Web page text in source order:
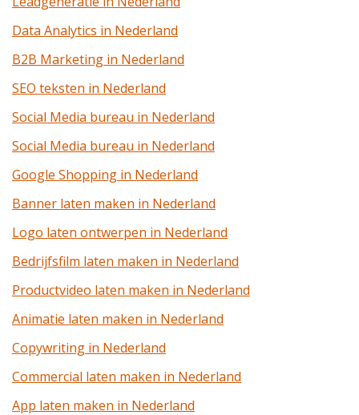
Data Analytics in Nederland
B2B Marketing in Nederland
SEO teksten in Nederland
Social Media bureau in Nederland
Social Media bureau in Nederland
Google Shopping in Nederland
Banner laten maken in Nederland
Logo laten ontwerpen in Nederland
Bedrijfsfilm laten maken in Nederland
Productvideo laten maken in Nederland
Animatie laten maken in Nederland
Copywriting in Nederland
Commercial laten maken in Nederland
App laten maken in Nederland